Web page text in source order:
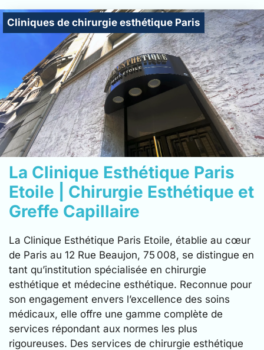
Cliniques de chirurgie esthétique Paris
La Clinique Esthétique Paris
Etoile | Chirurgie Esthétique et
Greffe Capillaire
La Clinique Esthétique Paris Etoile, établie au cœur
de Paris au 12 Rue Beaujon, 75 008, se distingue en
tant qu’institution spécialisée en chirurgie
esthétique et médecine esthétique. Reconnue pour
son engagement envers l’excellence des soins
médicaux, elle offre une gamme complète de
services répondant aux normes les plus
rigoureuses. Des services de chirurgie esthétique